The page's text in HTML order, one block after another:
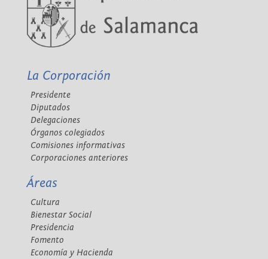
La Corporación
Presidente
Diputados
Delegaciones
Órganos colegiados
Comisiones informativas
Corporaciones anteriores
Áreas
Cultura
Bienestar Social
Presidencia
Fomento
Economía y Hacienda